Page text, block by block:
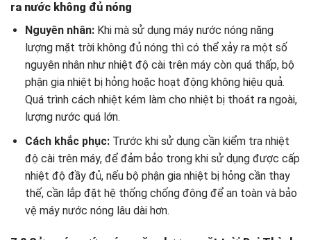
ra nước không đủ nóng
Nguyên nhân: Khi mà sử dụng máy nước nóng năng
lượng mặt trời không đủ nóng thì có thể xảy ra một số
nguyên nhân như nhiệt độ cài trên máy còn quá thấp, bộ
phận gia nhiệt bị hỏng hoặc hoạt động không hiệu quả.
Quá trình cách nhiệt kém làm cho nhiệt bị thoát ra ngoài,
lượng nước quá lớn.
Cách khắc phục: Trước khi sử dụng cần kiểm tra nhiệt
độ cài trên máy, để đảm bảo trong khi sử dụng được cấp
nhiệt độ đầy đủ, nếu bộ phận gia nhiệt bị hỏng cần thay
thế, cần lắp đặt hệ thống chống đông để an toàn và bảo
vệ máy nước nóng lâu dài hơn.